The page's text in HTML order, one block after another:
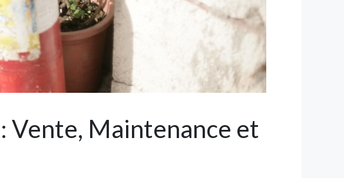
Vente, Maintenance et